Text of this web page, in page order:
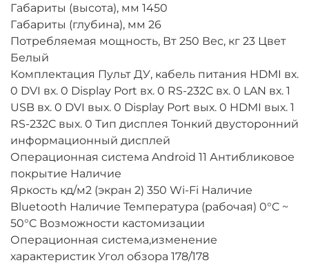
Габариты (высота), мм 1450
Габариты (глубина), мм 26
Потребляемая мощность, Вт 250 Вес, кг 23 Цвет
Белый
Комплектация Пульт ДУ, кабель питания HDMI вх.
0 DVI вх. 0 Display Port вх. 0 RS-232C вх. 0 LAN вх. 1
USB вх. 0 DVI вых. 0 Display Port вых. 0 HDMI вых. 1
RS-232C вых. 0 Тип дисплея Тонкий двусторонний
информационный дисплей
Операционная система Android 11 Антибликовое
покрытие Наличие
Яркость кд/м2 (экран 2) 350 Wi-Fi Наличие
Bluetooth Наличие Температура (рабочая) 0°C ~
50°C Возможности кастомизации
Операционная система,изменение
характеристик Угол обзора 178/178